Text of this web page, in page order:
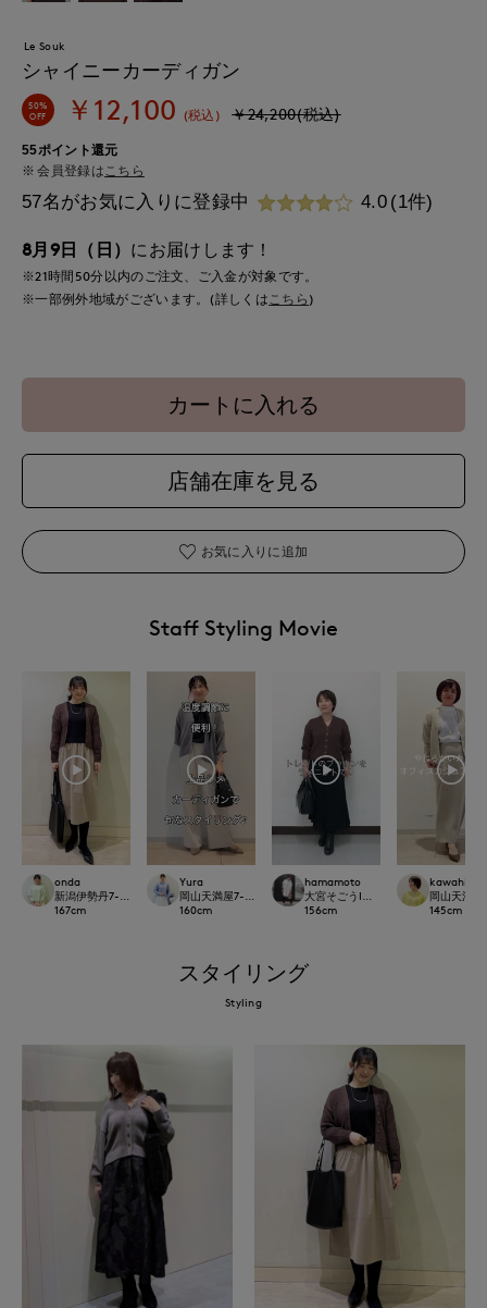
Le Souk
シャイニーカーディガン
50%
OFF
￥12,100 (税込) ￥24,200(税込)
55ポイント還元
会員登録は こちら
57名がお気に入りに登録中 4.0 (1件)
8月9日（日） にお届けします！
※21時間 49分以内のご注文、ご入金が対象です。
※一部例外地域がございます。(詳しくはこちら )
カートに入れる
店舗在庫を見る
お気に入りに追加
Staff Styling Movie
onda
新潟伊勢丹7-IDconcept.
167cm
Yura
岡山天満屋7-IDconcept.
160cm
hamamoto
大宮そごうINED
156cm
kawahi
岡山天満
145cm
スタイリング
Styling